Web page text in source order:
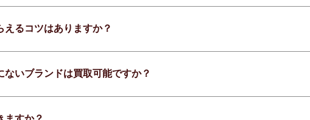
えるコツはありますか？
ないブランドは買取可能ですか？